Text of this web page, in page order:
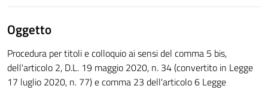
Oggetto
Procedura per titoli e colloquio ai sensi del comma 5 bis,
dell'articolo 2, D.L. 19 maggio 2020, n. 34 (convertito in Legge
17 luglio 2020, n. 77) e comma 23 dell'articolo 6 Legge